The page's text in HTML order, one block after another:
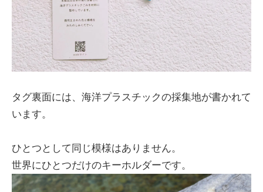
タグ裏面には、海洋プラスチックの採集地が書かれて
います。
ひとつとして同じ模様はありません。
世界にひとつだけのキーホルダーです。